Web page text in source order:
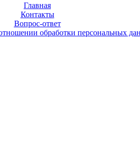
Главная
Контакты
Вопрос-ответ
обработки персональных